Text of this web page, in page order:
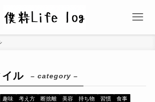
ル – category –
趣味 考え方 断捨離 美容 持ち物 習慣
食事